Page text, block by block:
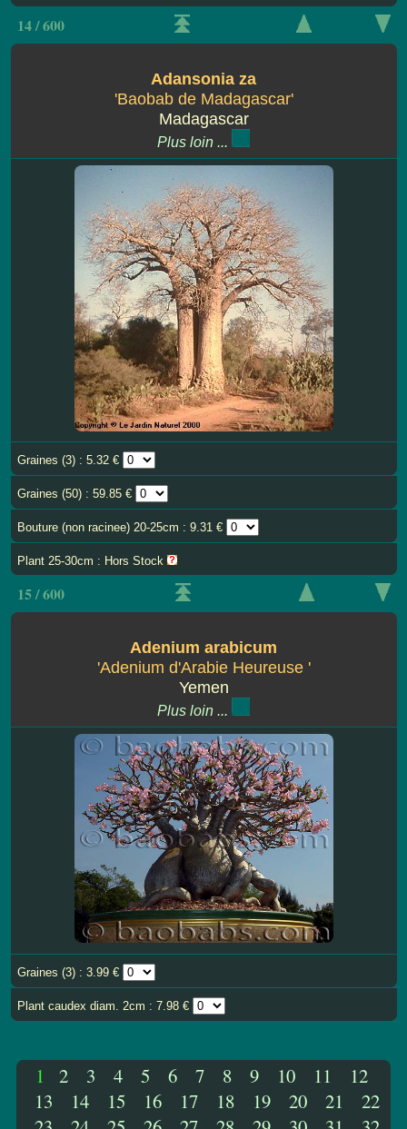
14 / 600
Adansonia za
'Baobab de Madagascar'
Madagascar
Plus loin ...
Graines (3) : 5.32 €
Graines (50) : 59.85 €
Bouture (non racinee) 20-25cm : 9.31 €
Plant 25-30cm : Hors Stock
15 / 600
Adenium arabicum
'Adenium d'Arabie Heureuse '
Yemen
Plus loin ...
Graines (3) : 3.99 €
Plant caudex diam. 2cm : 7.98 €
1 2 3 4 5 6 7 8 9 10 11
12
13
14 15 16 17 18 19 20 21
22